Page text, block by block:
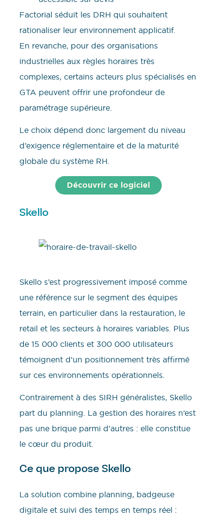
Factorial séduit les DRH qui souhaitent
rationaliser leur environnement applicatif.
En revanche, pour des organisations
industrielles aux règles horaires très
complexes, certains acteurs plus spécialisés en
GTA peuvent offrir une profondeur de
paramétrage supérieure.
Le choix dépend donc largement du niveau
d’exigence réglementaire et de la maturité
globale du système RH.
Découvrir ce logiciel
Skello
Skello s’est progressivement imposé comme
une référence sur le segment des équipes
terrain, en particulier dans la restauration, le
retail et les secteurs à horaires variables. Plus
de 15 000 clients et 300 000 utilisateurs
témoignent d’un positionnement très affirmé
sur ces environnements opérationnels.
Contrairement à des SIRH généralistes, Skello
part du planning. La gestion des horaires n’est
pas une brique parmi d’autres : elle constitue
le cœur du produit.
Ce que propose Skello
La solution combine planning, badgeuse
digitale et suivi des temps en temps réel :